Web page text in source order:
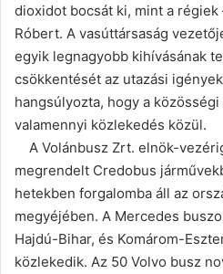
dioxidot bocsát ki, mint a régiek
Róbert. A vasúttársaság
egyik legnagyobb kihívásának
csökkentését az utazási
hangsúlyozta, hogy a
valamennyi közlekedés közül.
A Volánbusz Zrt. elnök-
megrendelt Credobus
hetekben forgalomba áll az
megyéjében. A Mercedes
Hajdú-Bihar, és Komárom-
közlekedik. Az 50 Volvo busz